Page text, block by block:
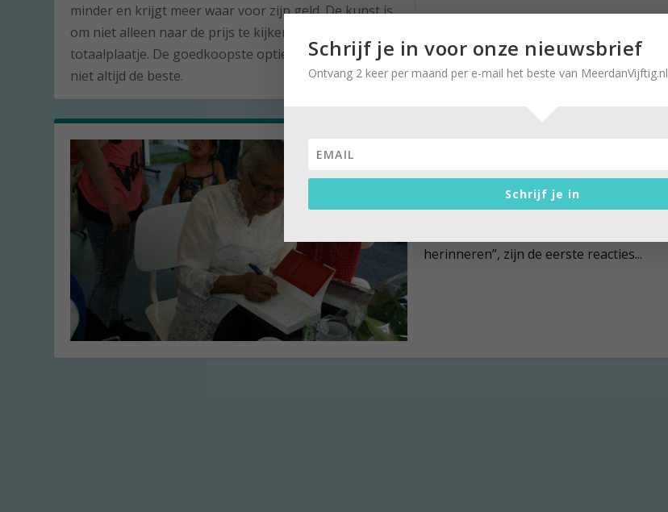
minder en krijgt meer waar voor zijn geld. De kunst is
om niet alleen naar de prijs te kijken, maar naar het
totaalplaatje. De goedkoopste optie is namelijk lang
niet altijd de beste.
geheugen’
doorMarlies Mielekamp|27 september 2017|0
herinneren”, zijn de eerste reacties...
Schrijf je in voor onze nieuwsbrief
Ontvang 2 keer per maand per e-mail het beste van MeerdanVijftig.nl
Schrijf je in